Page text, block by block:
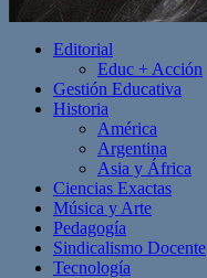
Editorial
Educ + Acción
Gestión Educativa
Historia
América
Argentina
Asia y África
Ciencias Exactas
Música y Arte
Pedagogía
Sindicalismo Docente
Tecnología